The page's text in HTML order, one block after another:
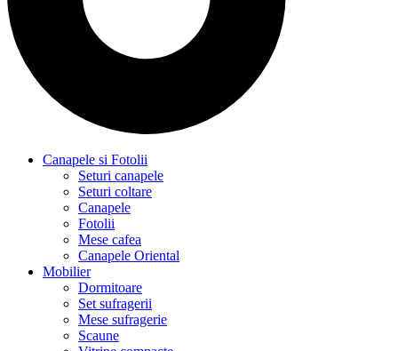
Canapele si Fotolii
Seturi canapele
Seturi coltare
Canapele
Fotolii
Mese cafea
Canapele Oriental
Mobilier
Dormitoare
Set sufragerii
Mese sufragerie
Scaune